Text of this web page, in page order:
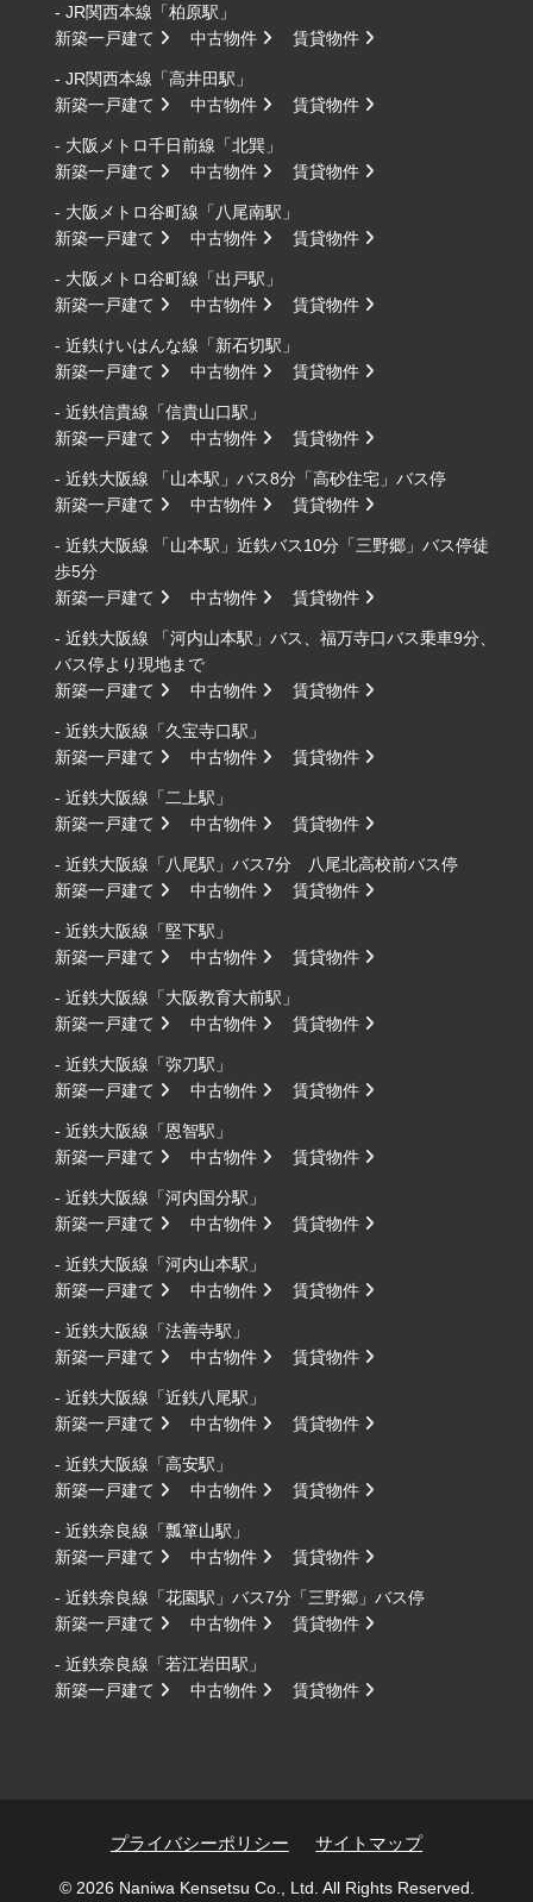
- JR関西本線「柏原駅」
新築一戸建て
中古物件 賃貸物件
- JR関西本線「高井田駅」
新築一戸建て
中古物件 賃貸物件
- 大阪メトロ千日前線「北巽」
新築一戸建て
中古物件 賃貸物件
- 大阪メトロ谷町線「八尾南駅」
新築一戸建て
中古物件 賃貸物件
- 大阪メトロ谷町線「出戸駅」
新築一戸建て
中古物件 賃貸物件
- 近鉄けいはんな線「新石切駅」
新築一戸建て
中古物件 賃貸物件
- 近鉄信貴線「信貴山口駅」
新築一戸建て
中古物件 賃貸物件
- 近鉄大阪線 「山本駅」バス8分「高砂住宅」バス停
新築一戸建て
中古物件 賃貸物件
- 近鉄大阪線 「山本駅」近鉄バス10分「三野郷」バス停徒
歩5分
新築一戸建て
中古物件 賃貸物件
- 近鉄大阪線 「河内山本駅」バス、福万寺口バス乗車9分、
バス停より現地まで
新築一戸建て
中古物件 賃貸物件
- 近鉄大阪線「久宝寺口駅」
新築一戸建て
中古物件 賃貸物件
- 近鉄大阪線「二上駅」
新築一戸建て
中古物件 賃貸物件
- 近鉄大阪線「八尾駅」バス7分 八尾北高校前バス停
新築一戸建て
中古物件 賃貸物件
- 近鉄大阪線「堅下駅」
新築一戸建て
中古物件 賃貸物件
- 近鉄大阪線「大阪教育大前駅」
新築一戸建て
中古物件 賃貸物件
- 近鉄大阪線「弥刀駅」
新築一戸建て
中古物件 賃貸物件
- 近鉄大阪線「恩智駅」
新築一戸建て
中古物件 賃貸物件
- 近鉄大阪線「河内国分駅」
新築一戸建て
中古物件 賃貸物件
- 近鉄大阪線「河内山本駅」
新築一戸建て
中古物件 賃貸物件
- 近鉄大阪線「法善寺駅」
新築一戸建て
中古物件 賃貸物件
- 近鉄大阪線「近鉄八尾駅」
新築一戸建て
中古物件 賃貸物件
- 近鉄大阪線「高安駅」
新築一戸建て
中古物件 賃貸物件
- 近鉄奈良線「瓢箪山駅」
新築一戸建て
中古物件 賃貸物件
- 近鉄奈良線「花園駅」バス7分「三野郷」バス停
新築一戸建て
中古物件 賃貸物件
- 近鉄奈良線「若江岩田駅」
新築一戸建て
中古物件 賃貸物件
プライバシーポリシー サイトマップ
© 2026 Naniwa Kensetsu Co., Ltd. All Rights Reserved.